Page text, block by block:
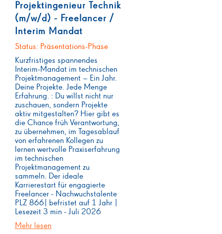
Projektingenieur Technik
(m/w/d) - Freelancer /
Interim Mandat
Status: Präsentations-Phase
Kurzfristiges spannendes
Interim-Mandat im technischen
Projektmanagement – Ein Jahr.
Deine Projekte. Jede Menge
Erfahrung. : Du willst nicht nur
zuschauen, sondern Projekte
aktiv mitgestalten? Hier gibt es
die Chance früh Verantwortung,
zu übernehmen, im Tagesablauf
von erfahrenen Kollegen zu
lernen wertvolle Praxiserfahrung
im technischen
Projektmanagement zu
sammeln. Der ideale
Karrierestart für engagierte
Freelancer - Nachwuchstalente
PLZ 866| befristet auf 1 Jahr |
Lesezeit 3 min - Juli 2026
Mehr lesen